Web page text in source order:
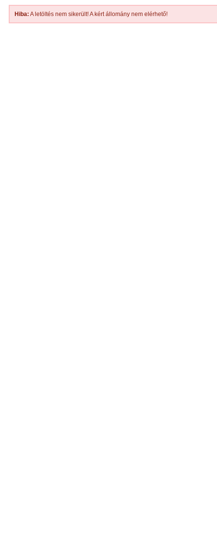
Hiba: A letöltés nem sikerült! A kért állomány nem elérhető!